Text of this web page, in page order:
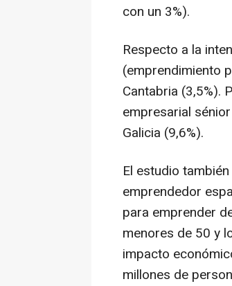
con un 3%).
Respecto a la
(emprendimiento
Cantabria (3,5%).
empresarial
Galicia (9,6%).
El estudio
emprendedor
para emprender
menores de 50 y
impacto
millones de